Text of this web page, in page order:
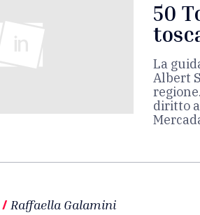
50
La
Albert
diritto
/ Raffaella Galamini